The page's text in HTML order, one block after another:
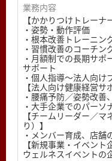
業務内容
【かかりつけトレーナ
・姿勢・動作評価
・根本改善トレーニン
・習慣改善のコーチン
・月額制での長期サ
サポート
・個人指導〜法人向け
【法人向け健康経営サ
・腰痛予防／姿勢改
・大手企業でのパーソ
【チームリーダー／
り）】
・メンバー育成、店
【新規事業・イベント
ウェルネスイベントの